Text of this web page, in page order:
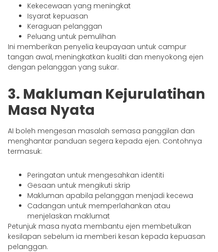
Kekecewaan yang meningkat
Isyarat kepuasan
Keraguan pelanggan
Peluang untuk pemulihan
Ini memberikan penyelia keupayaan untuk campur
tangan awal, meningkatkan kualiti dan menyokong ejen
dengan pelanggan yang sukar.
3. Makluman Kejurulatihan
Masa Nyata
AI boleh mengesan masalah semasa panggilan dan
menghantar panduan segera kepada ejen. Contohnya
termasuk:
Peringatan untuk mengesahkan identiti
Gesaan untuk mengikuti skrip
Makluman apabila pelanggan menjadi kecewa
Cadangan untuk memperlahankan atau
menjelaskan maklumat
Petunjuk masa nyata membantu ejen membetulkan
kesilapan sebelum ia memberi kesan kepada kepuasan
pelanggan.